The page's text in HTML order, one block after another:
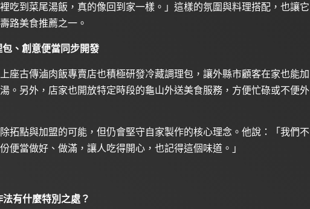
吃到菜尾湯飯，真的像回到家一樣。」這樣的氛圍與料理搭配，也讓它
路美食推薦之一。
、創意便當同步開發
座古傳滷肉飯專賣店也積極研發冷藏調理包，讓外縣市顧客在家也能加
。另外，店家也開放特定時段的龜山外送美食服務，方便忙碌或不便外
拓點與加盟的可能，但仍會堅守自家製作的核心理念。他說：「我們不
便當做好、做滿，讓人吃得開心，也記得這個味道。」
有什麼特別之處？